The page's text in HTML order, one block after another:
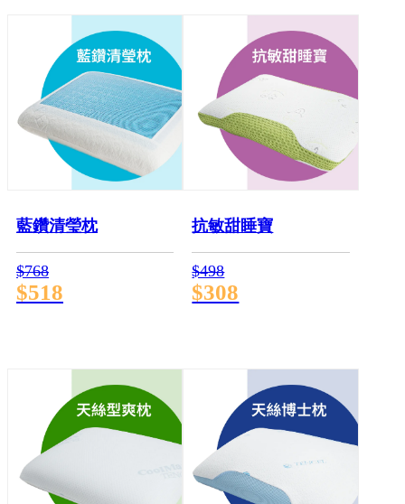
藍鑽清瑩枕
$768
$518
抗敏甜睡寶
$498
$308